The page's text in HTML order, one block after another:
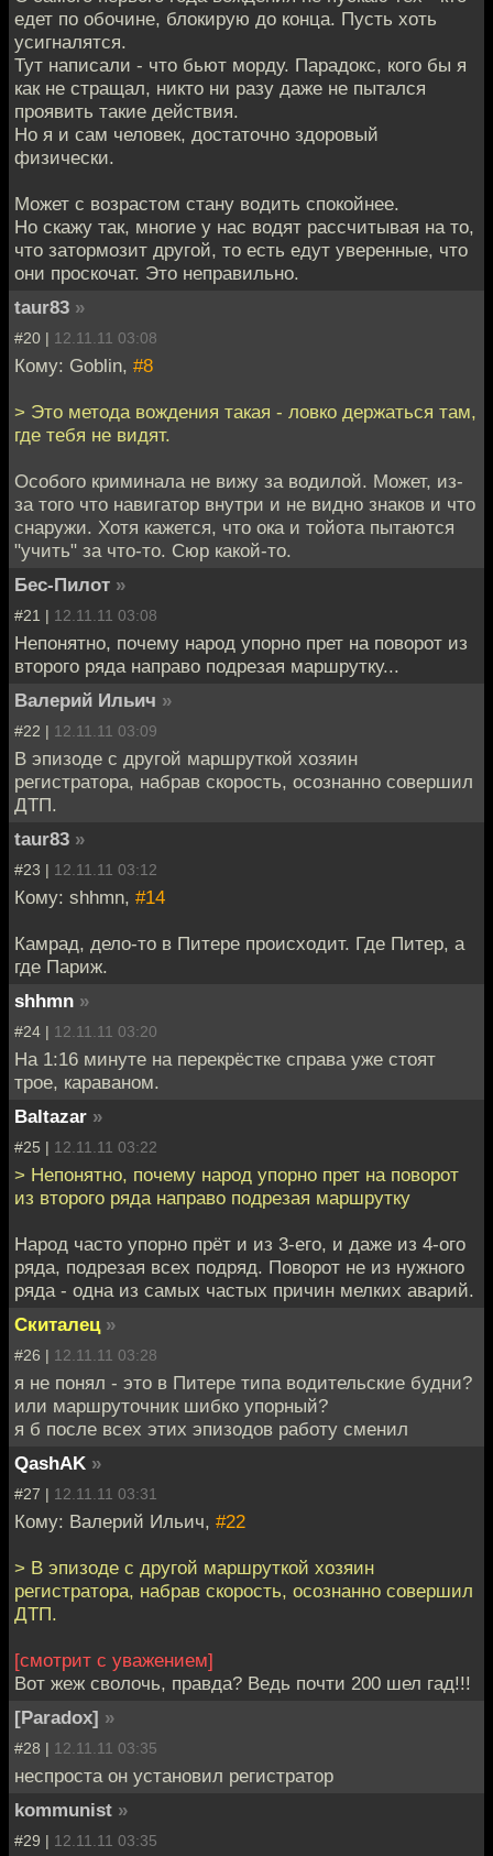
едет по обочине, блокирую до конца. Пусть хоть
усигналятся.
Тут написали - что бьют морду. Парадокс, кого бы я
как не стращал, никто ни разу даже не пытался
проявить такие действия.
Но я и сам человек, достаточно здоровый
физически.
Может с возрастом стану водить спокойнее.
Но скажу так, многие у нас водят рассчитывая на то,
что затормозит другой, то есть едут уверенные, что
они проскочат. Это неправильно.
taur83 »
#20 | 12.11.11 03:08
Кому: Goblin, #8
> Это метода вождения такая - ловко держаться там,
где тебя не видят.
Особого криминала не вижу за водилой. Может, из-
за того что навигатор внутри и не видно знаков и что
снаружи. Хотя кажется, что ока и тойота пытаются
"учить" за что-то. Сюр какой-то.
Бес-Пилот »
#21 | 12.11.11 03:08
Непонятно, почему народ упорно прет на поворот из
второго ряда направо подрезая маршрутку...
Валерий Ильич »
#22 | 12.11.11 03:09
В эпизоде с другой маршруткой хозяин
регистратора, набрав скорость, осознанно совершил
ДТП.
taur83 »
#23 | 12.11.11 03:12
Кому: shhmn, #14
Камрад, дело-то в Питере происходит. Где Питер, а
где Париж.
shhmn »
#24 | 12.11.11 03:20
На 1:16 минуте на перекрёстке справа уже стоят
трое, караваном.
Baltazar »
#25 | 12.11.11 03:22
> Непонятно, почему народ упорно прет на поворот
из второго ряда направо подрезая маршрутку
Народ часто упорно прёт и из 3-его, и даже из 4-ого
ряда, подрезая всех подряд. Поворот не из нужного
ряда - одна из самых частых причин мелких аварий.
Скиталец »
#26 | 12.11.11 03:28
я не понял - это в Питере типа водительские будни?
или маршруточник шибко упорный?
я б после всех этих эпизодов работу сменил
QashAK »
#27 | 12.11.11 03:31
Кому: Валерий Ильич, #22
> В эпизоде с другой маршруткой хозяин
регистратора, набрав скорость, осознанно совершил
ДТП.
[смотрит с уважением]
Вот жеж сволочь, правда? Ведь почти 200 шел гад!!!
[Paradox] »
#28 | 12.11.11 03:35
неспроста он установил регистратор
kommunist »
#29 | 12.11.11 03:35